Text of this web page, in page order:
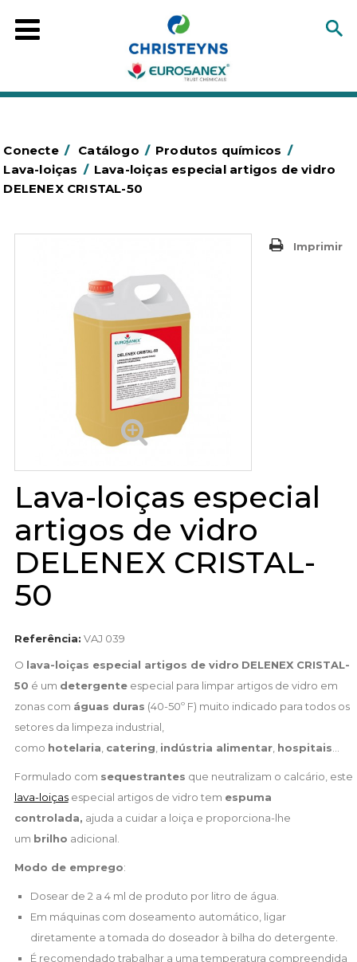
Conecte / Catálogo / Produtos químicos /
Lava-loiças / Lava-loiças especial artigos de vidro
DELENEX CRISTAL-50
Imprimir
Lava-loiças especial
artigos de vidro
DELENEX CRISTAL-
50
Referência: VAJ 039
O lava-loiças especial artigos de vidro DELENEX CRISTAL-
50 é um detergenteespecial para limpar artigos de vidro em
zonas com águas duras (40-50º F) muito indicado para todos os
setores da limpeza industrial,
como hotelaria catering indústria alimentar, hospitais
Formulado com sequestrantes que neutralizam o calcário, este
lava-loiçasespecial artigos de vidro tem espuma
controlada, ajuda a cuidar a loiça e proporciona-lhe
um brilho adicional.
Modo de emprego:
Dosear de 2 a 4 ml de produto por litro de água.
Em máquinas com doseamento automático, ligar
diretamente a tomada do doseador à bilha do detergente.
É recomendado trabalhar a uma temperatura compreendida